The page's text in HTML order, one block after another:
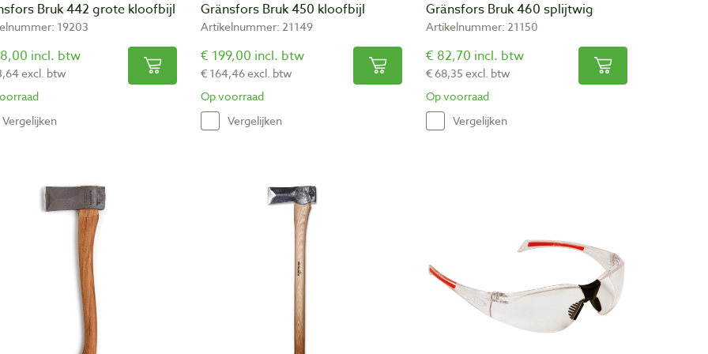
Bruk 442 grote kloofbijl
19203
incl. btw
excl. btw
Vergelijken
Gränsfors Bruk 450 kloofbijl
Artikelnummer: 21149
€ 199,00 incl. btw
€ 164,46 excl. btw
Op voorraad
Vergelijken
Gränsfors Bruk 460 splijtwig
Artikelnummer: 21150
€ 82,70 incl. btw
€ 68,35 excl. btw
Op voorraad
Vergelijken